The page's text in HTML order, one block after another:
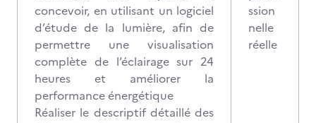
concevoir, en utilisant un logiciel
d’étude de la lumière, afin de
permettre une visualisation
complète de l’éclairage sur 24
heures et améliorer la
performance énergétique
Réaliser le descriptif détaillé des
ssion
nelle
réelle